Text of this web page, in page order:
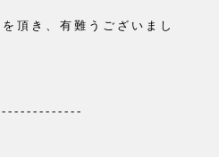
頂き、有難うございまし